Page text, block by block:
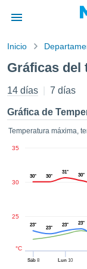
de
ha sido
por
para
que la
calidad.
las
forma
digital
basada
Inicio
Gráficas del
14 días 7 días
Gráfica de
Temperatura máxima,
Sáb8 Lun 10
25
30
35
°C
30° 30°
31°
30°
23°
23°
23°
23°